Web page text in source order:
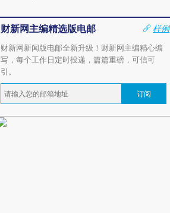
财新网主编精选版电邮
样例
财新网新闻版电邮全新升级！财新网主编精心编
写，每个工作日定时投递，篇篇重磅，可信可
引。
订阅